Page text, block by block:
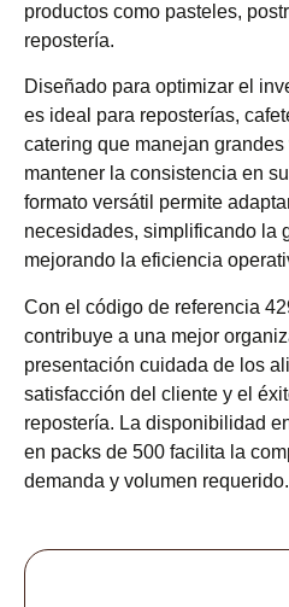
productos como pasteles,
repostería.
Diseñado para optimizar el
es ideal para reposterías,
catering que manejan
mantener la consistencia en
formato versátil permite
necesidades, simplificando la
mejorando la eficiencia
Con el código de referencia
contribuye a una mejor
presentación cuidada de los
satisfacción del cliente y el
repostería. La disponibilidad
en packs de 500 facilita la
demanda y volumen requerido.